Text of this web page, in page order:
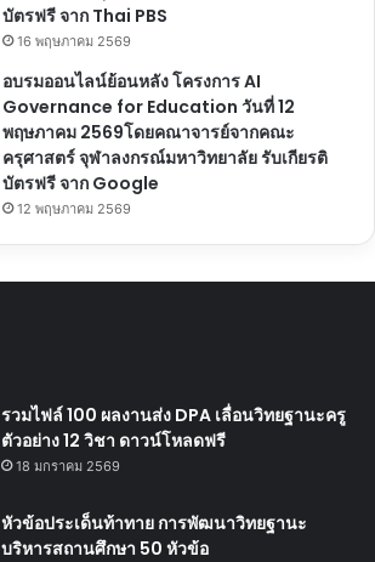
บัตรฟรี จาก Thai PBS
16 พฤษภาคม 2569
อบรมออนไลน์ย้อนหลัง โครงการ AI
Governance for Education วันที่ 12
พฤษภาคม 2569โดยคณาจารย์จากคณะ
ครุศาสตร์ จุฬาลงกรณ์มหาวิทยาลัย รับเกียรติ
บัตรฟรี จาก Google
12 พฤษภาคม 2569
รวมไฟล์ 100 ผลงานส่ง DPA เลื่อนวิทยฐานะครู
ตัวอย่าง 12 วิชา ดาวน์โหลดฟรี
18 มกราคม 2569
หัวข้อประเด็นท้าทาย การพัฒนาวิทยฐานะ
บริหารสถานศึกษา 50 หัวข้อ